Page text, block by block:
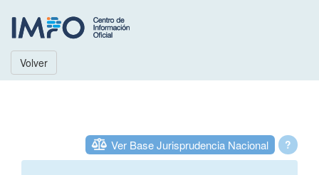
Volver
?
Ver Base Jurisprudencia Nacional